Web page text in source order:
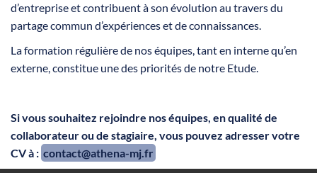
d’entreprise et contribuent à son évolution au travers du
partage commun d’expériences et de connaissances.
La formation régulière de nos équipes, tant en interne qu’en
externe, constitue une des priorités de notre Etude.
Si vous souhaitez rejoindre nos équipes, en qualité de
collaborateur ou de stagiaire, vous pouvez adresser votre
CV à : contact@athena-mj.fr